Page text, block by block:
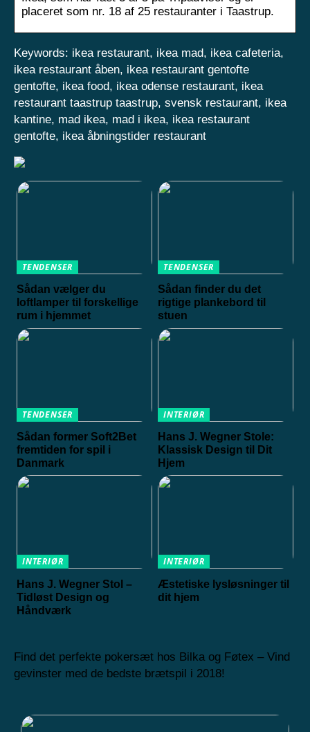
placeret som nr. 18 af 25 restauranter i Taastrup.
Keywords: ikea restaurant, ikea mad, ikea cafeteria,
ikea restaurant åben, ikea restaurant gentofte
gentofte, ikea food, ikea odense restaurant, ikea
restaurant taastrup taastrup, svensk restaurant, ikea
kantine, mad ikea, mad i ikea, ikea restaurant
gentofte, ikea åbningstider restaurant
TENDENSER
Sådan vælger du
loftlamper til forskellige
rum i hjemmet
TENDENSER
Sådan finder du det
rigtige plankebord til
stuen
TENDENSER
Sådan former Soft2Bet
fremtiden for spil i
Danmark
INTERIØR
Hans J. Wegner Stole:
Klassisk Design til Dit
Hjem
INTERIØR
Hans J. Wegner Stol –
Tidløst Design og
Håndværk
INTERIØR
Æstetiske lysløsninger til
dit hjem
Find det perfekte pokersæt hos Bilka og Føtex – Vind
gevinster med de bedste brætspil i 2018!